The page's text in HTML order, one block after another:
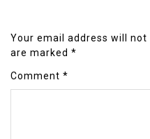
Your email address will not
are marked *
Comment *